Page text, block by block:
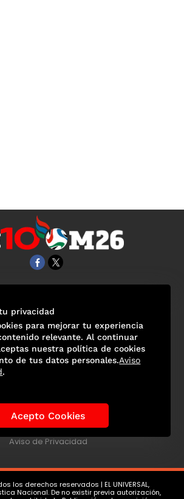
Lo viral Anécdotas Mundialistas
Tendencias Directorio
Aviso de Privacidad
los derechos reservados | EL UNIVERSAL,
Nacional. De no existir previa autorización,
privacidad
para mejorar tu experiencia
relevante. Al continuar
nuestra política de cookies
de tus datos personales.Aviso
.
Acepto Cookies